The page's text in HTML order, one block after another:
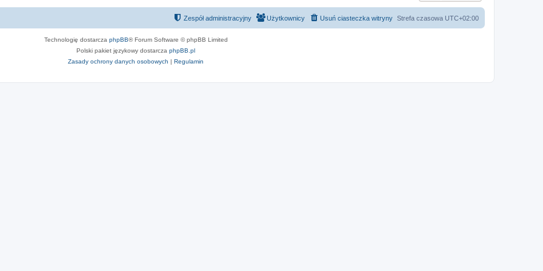
Strefa czasowa UTC+02:00
Usuń ciasteczka witryny
Użytkownicy
Zespół administracyjny
Technologię dostarcza phpBB® Forum Software © phpBB Limited
Polski pakiet językowy dostarcza phpBB.pl
Zasady ochrony danych osobowych | Regulamin